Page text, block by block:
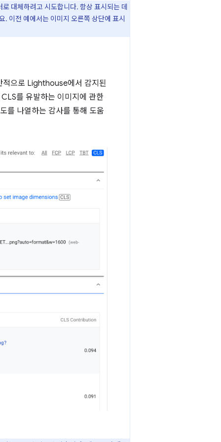
대체하려고 시도합니다. 항상 표시되는 데
. 이전 예에서는 이미지 오른쪽 상단에 표시
으로 Lighthouse에서 감지된
를 유발하는 이미지에 관한
를 나열하는 감사를 통해 도움